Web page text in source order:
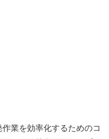
業を効率化するためのコ